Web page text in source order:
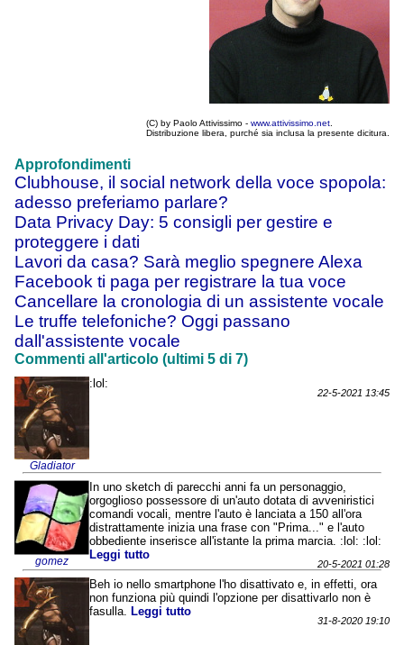
(C) by Paolo Attivissimo - www.attivissimo.net
Distribuzione libera, purché sia inclusa la presente dicitura.
Approfondimenti
Clubhouse, il social network della voce spopola:
adesso preferiamo parlare?
Data Privacy Day: 5 consigli per gestire e
proteggere i dati
Lavori da casa? Sarà meglio spegnere Alexa
Facebook ti paga per registrare la tua voce
Cancellare la cronologia di un assistente vocale
Le truffe telefoniche? Oggi passano
dall'assistente vocale
Commenti all'articolo (ultimi 5 di 7)
Gladiator
:lol:
22-5-2021 13:45
gomez
In uno sketch di parecchi anni fa un personaggio,
orgoglioso possessore di un'auto dotata di avveniristici
comandi vocali, mentre l'auto è lanciata a 150 all'ora
distrattamente inizia una frase con "Prima..." e l'auto
obbediente inserisce all'istante la prima marcia. :lol: :lol:
Leggi tutto
20-5-2021 01:28
Beh io nello smartphone l'ho disattivato e, in effetti, ora
non funziona più quindi l'opzione per disattivarlo non è
fasulla.
Leggi tutto
31-8-2020 19:10